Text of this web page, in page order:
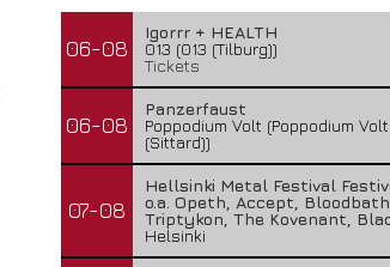
06-08
Igorrr + HEALTH
013 (013 (Tilburg))
Tickets
06-08
Panzerfaust
Poppodium Volt (Poppodium Volt
(Sittard))
07-08
Hellsinki Metal Festival
o.a. Opeth, Accept, Bloodbath,
Triptykon, The Kovenant,
Helsinki